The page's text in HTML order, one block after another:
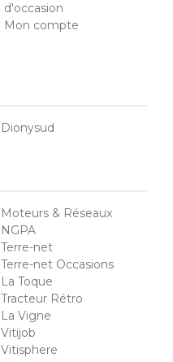
d'occasion
Mon compte
Dionysud
Moteurs & Réseaux
NGPA
Terre-net
Terre-net Occasions
La Toque
Tracteur Rétro
La Vigne
Vitijob
Vitisphere